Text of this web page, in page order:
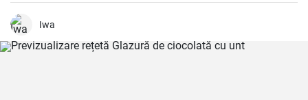
fel de mâncare grozavă, care nu numai că are un gust bun vara,
datorită ușurinței sale, dar care te pune într-o dispoziție bună și pe
Iwa